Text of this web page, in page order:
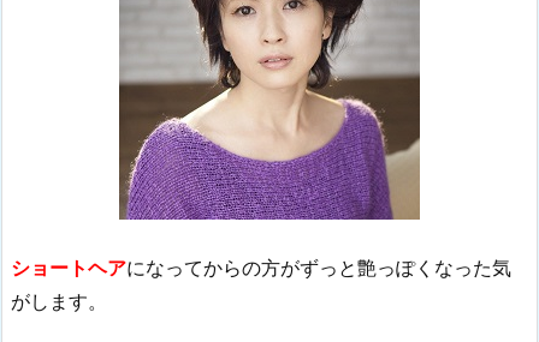
ショートヘアになってからの方がずっと艶っぽくなった気
がします。